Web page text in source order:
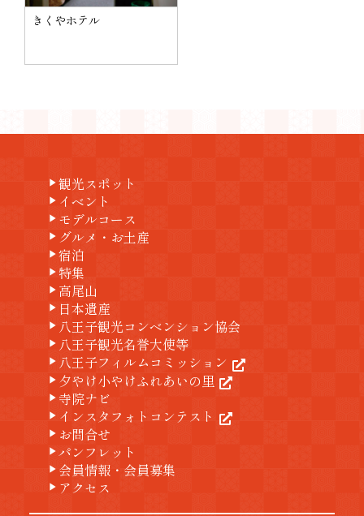
きくやホテル
play_arrow観光スポット
play_arrow イベント
play_arrow モデルコース
play_arrow グルメ・お土産
play_arrow宿泊
play_arrow 特集
play_arrow 高尾山
play_arrow 日本遺産
play_arrow 八王子観光コンベンション協会
play_arrow 八王子観光名誉大使等
play_arrow 八王子フィルムコミッション
play_arrow 夕やけ小やけふれあいの里
play_arrow 寺院ナビ
play_arrow インスタフォトコンテスト
play_arrow お問合せ
play_arrowパンフレット
play_arrow 会員情報・会員募集
play_arrow アクセス